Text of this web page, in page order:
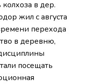
в дер.
жил с августа
перехода
в деревню,
посещать